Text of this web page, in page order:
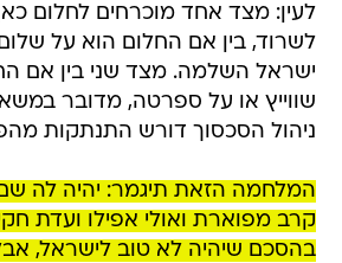
לעין: מצד אחד מוכרחים לחלום
לשרוד, בין אם החלום הוא על
ישראל השלמה. מצד שני בין אם
שווייץ או על ספרטה, מדובר
ניהול הסכסוך דורש התנתקות
המלחמה הזאת תיגמר: יהיה לה
קרב מפוארת ואולי אפילו ועדת
בהסכם שיהיה לא טוב לישראל,